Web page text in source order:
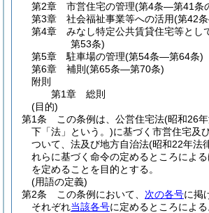
第2章
市営住宅の管理(第4条―第41条
第3章
社会福祉事業等への活用(第42
第4章
みなし特定公共賃貸住宅等とし
第53条)
第5章
駐車場の管理(第54条―第64条)
第6章
補則 (第65条―第70条)
附則
第1章
総則
(目的)
第1条
この条例は、公営住宅法(昭和26
下「法」という。)に基づく市営住宅及
ついて、法及び地方自治法(昭和22年法
れらに基づく命令の定めるところによ
を定めることを目的とする。
(用語の定義)
第2条
この条例において、 次の各号に掲
それぞれ当該各号に定めるところによる